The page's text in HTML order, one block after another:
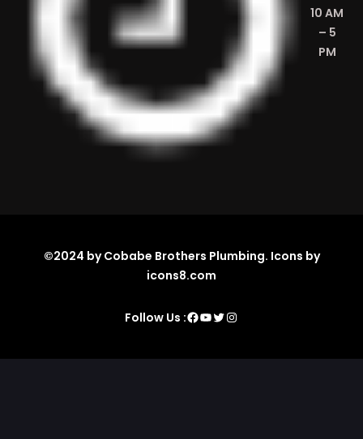
10 AM
– 5
PM
©2024 by Cobabe Brothers Plumbing. Icons by
icons8.com
Follow Us :Facebook
YouTube
Twitter
Instagram